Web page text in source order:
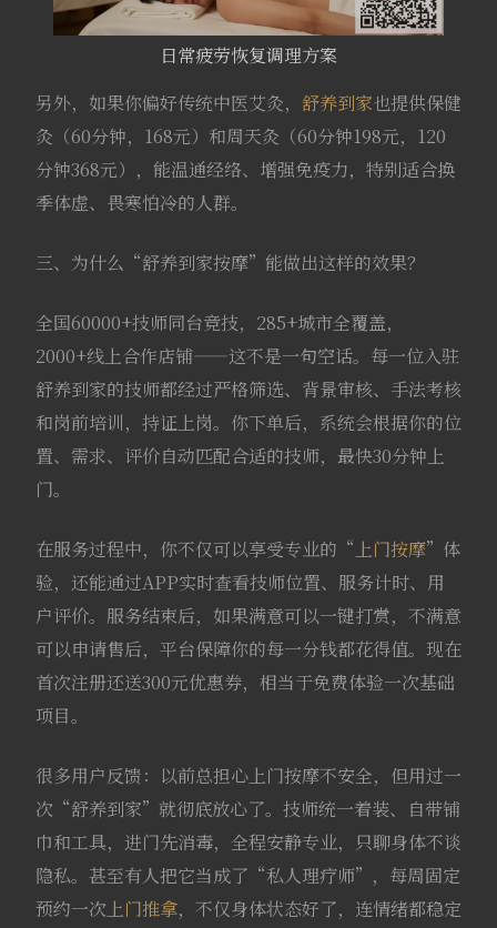
日常疲劳恢复调理方案
另外，如果你偏好传统中医艾灸， 舒养到家也提供保健
灸（60分钟，168元）和周天灸（60分钟198元，120
分钟368元），能温通经络、增强免疫力，特别适合换
季体虚、畏寒怕冷的人群。
三、为什么“舒养到家按摩”能做出这样的效果？
全国60000+技师同台竞技，285+城市全覆盖，
2000+线上合作店铺——这不是一句空话。每一位入驻
舒养到家的技师都经过严格筛选、背景审核、手法考核
和岗前培训，持证上岗。你下单后，系统会根据你的位
置、需求、评价自动匹配合适的技师，最快30分钟上
门。
在服务过程中，你不仅可以享受专业的“ 上门按摩”体
验，还能通过APP实时查看技师位置、服务计时、用
户评价。服务结束后，如果满意可以一键打赏，不满意
可以申请售后，平台保障你的每一分钱都花得值。现在
首次注册还送300元优惠券，相当于免费体验一次基础
项目。
很多用户反馈：以前总担心上门按摩不安全，但用过一
次“舒养到家”就彻底放心了。技师统一着装、自带铺
巾和工具，进门先消毒，全程安静专业，只聊身体不谈
隐私。甚至有人把它当成了“私人理疗师”，每周固定
预约一次 上门推拿，不仅身体状态好了，连情绪都稳定